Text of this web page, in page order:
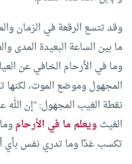
وقد تتسع الرقعة في الزمان
ما بين الساعة البعيدة المدى
وما في الأرحام الخافي عن
المجهول وموضع الموت، لكنها
نقطة الغيب المجهول: “إن الله
الغيثويعلم ما في الأرحام
تكسب غدًا وما تدري نفس